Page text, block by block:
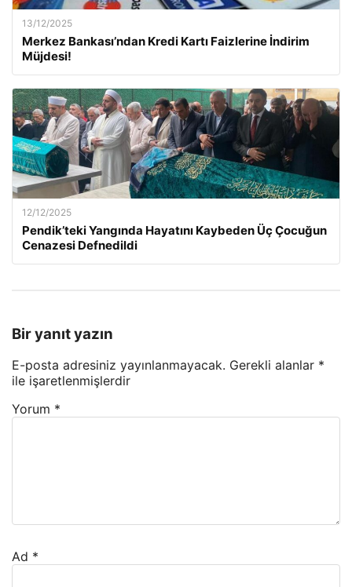
13/12/2025
Merkez Bankası’ndan Kredi Kartı Faizlerine İndirim
Müjdesi!
12/12/2025
Pendik’teki Yangında Hayatını Kaybeden Üç Çocuğun
Cenazesi Defnedildi
Bir yanıt yazın
E-posta adresiniz yayınlanmayacak. Gerekli alanlar *
ile işaretlenmişlerdir
Yorum *
Ad *